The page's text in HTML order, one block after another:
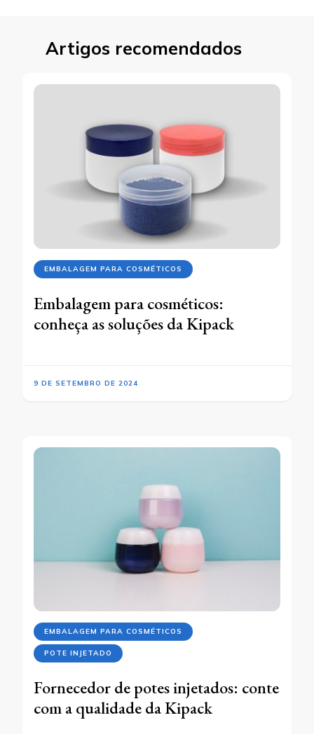
Artigos recomendados
EMBALAGEM PARA COSMÉTICOS
Embalagem para cosméticos:
conheça as soluções da Kipack
9 DE SETEMBRO DE 2024
EMBALAGEM PARA COSMÉTICOS
POTE INJETADO
Fornecedor de potes injetados: conte
com a qualidade da Kipack